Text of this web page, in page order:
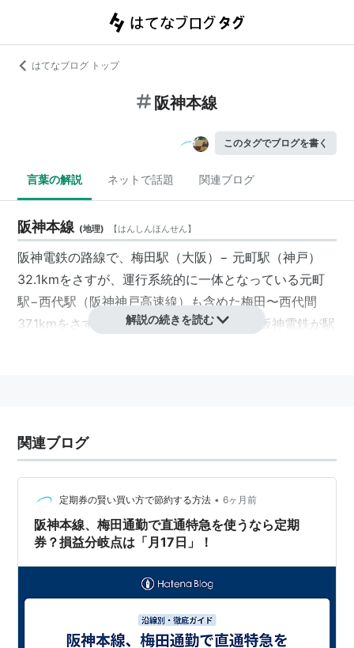
はてなブログ トップ
阪神本線
このタグでブログを書く
言葉の解説 ネットで話題 関連ブログ
阪神本線 (地理) 【はんしんほんせん】
阪神電鉄の路線で、梅田駅 （大阪）− 元町駅 （神戸）
32.1kmをさすが、運行系統的に一体となっている元町
駅−西代駅 （阪神神戸高速線）も含めた梅田〜西代間
37.1kmをさすこともある。高速長田までは阪神電鉄が駅
直流1500V電化
大物駅−尼崎駅を除き複線。大物駅−尼崎駅は阪神な
んば線との複々線*1。この区間で本線の下り線が阪神
なんば線をオーバークロスする。
駅数：梅田駅−元町駅33 、梅田駅−西代駅39
山陽電鉄本線と相互直通運転している。
快速急行は阪神なんば線を経由し近鉄奈良線と相互
直通運転している。
2010年10月から、 神戸高速鉄道東西線のうち
解説の続きを読む
関連ブログ
定期券の賢い買い方で節約する方法 • 6ヶ月前
阪神本線、梅田通勤で直通特急を使うなら定期
券？損益分岐点は「月17日」！